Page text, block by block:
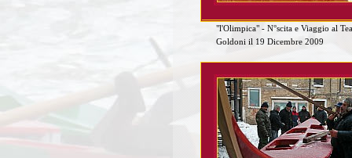
"l'Olimpica" - N°scita e Viaggio al
Goldoni il 19 Dicembre 2009